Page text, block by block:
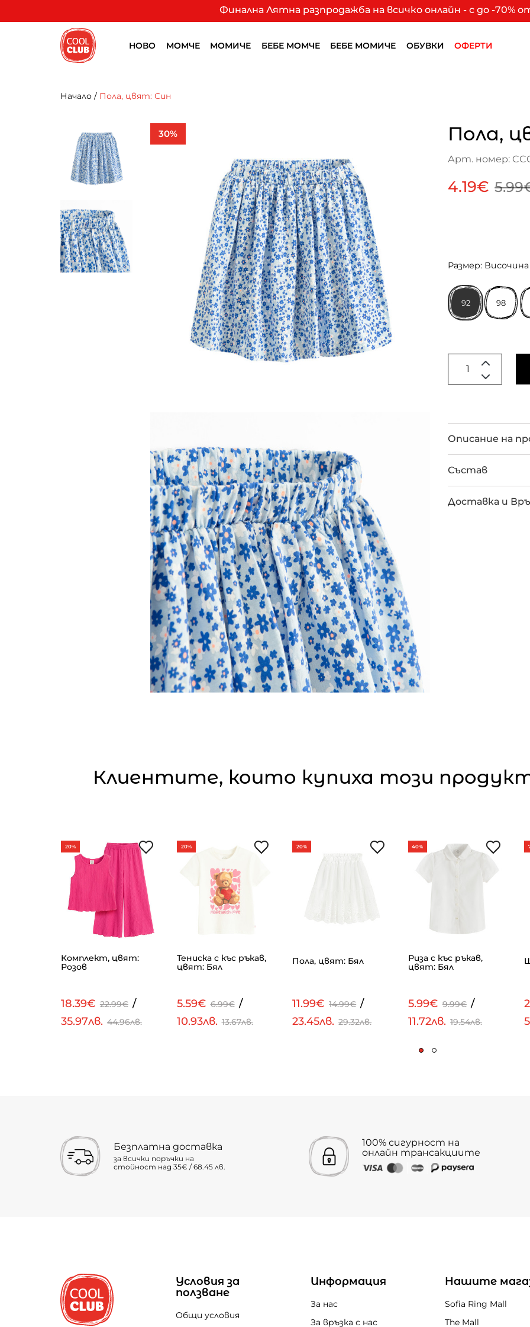
Финална Лятна разпродажба на всичко онлайн - с до -70%
НОВО МОМЧЕ МОМИЧЕ БЕБЕ МОМЧЕ БЕБЕ МОМИЧЕ ОБУВКИ ОФЕРТИ
Начало / Пола, цвят: Син
30% Пола,
Арт. номер:
4.19€
Размер:
92 98
Описание на
Състав
Доставка и
Клиентите, които купиха този
20%
Комплект, цвят:
Розов
18.39€ 22.99€ /
35.97лв. 44.96лв.
20%
Тениска с къс ръкав,
цвят: Бял
5.59€ 6.99€ /
10.93лв. 13.67лв.
20%
Пола, цвят: Бял
11.99€ 14.99€ /
23.45лв. 29.32лв.
40%
Риза с къс ръкав,
цвят: Бял
5.99€ 9.99€ /
11.72лв. 19.54лв.
Безплатна доставка
за всички поръчки на
стойност над 35€ / 68.45 лв.
100% сигурност на
онлайн трансакциите
Условия за
ползване
Общи условия
Информация
За нас
За връзка с нас
Нашите
Sofia Ring Mall
The Mall